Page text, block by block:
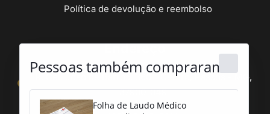
Política de devolução e reembolso
Endereço
R. Cel. João de Barros, 360 - Centro, Passos - MG,
37900-049
Pessoas também compraram..:
Folha de Laudo Médico